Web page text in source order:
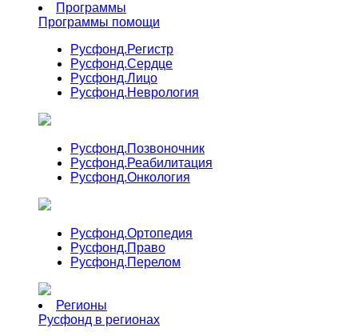
Программы
Программы помощи
Русфонд.Регистр
Русфонд.Сердце
Русфонд.Лицо
Русфонд.Неврология
Русфонд.Позвоночник
Русфонд.Реабилитация
Русфонд.Онкология
Русфонд.Ортопедия
Русфонд.Право
Русфонд.Перелом
Регионы
Русфонд в регионах